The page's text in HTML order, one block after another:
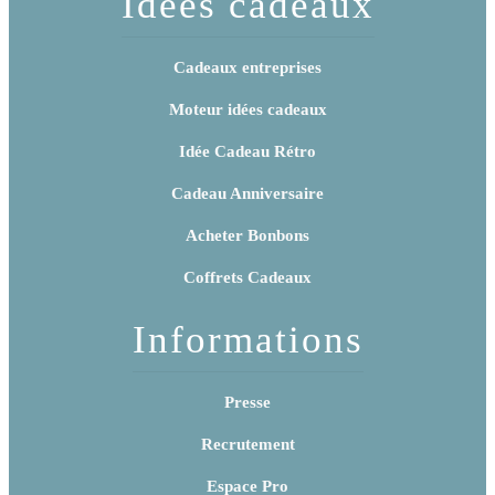
Cadeaux entreprises
Moteur idées cadeaux
Idée Cadeau Rétro
Cadeau Anniversaire
Acheter Bonbons
Coffrets Cadeaux
Informations
Presse
Recrutement
Espace Pro